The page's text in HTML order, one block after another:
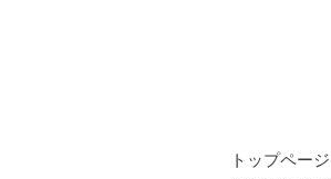
トップページ